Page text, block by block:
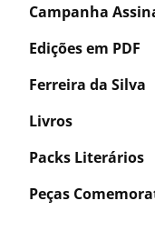
Campanha
Edições em PDF
Ferreira da Silva
Livros
Packs Literários
Peças